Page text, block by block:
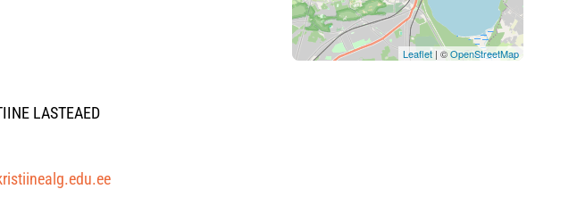
LASTEAED
Leaflet | ©OpenStreetMap